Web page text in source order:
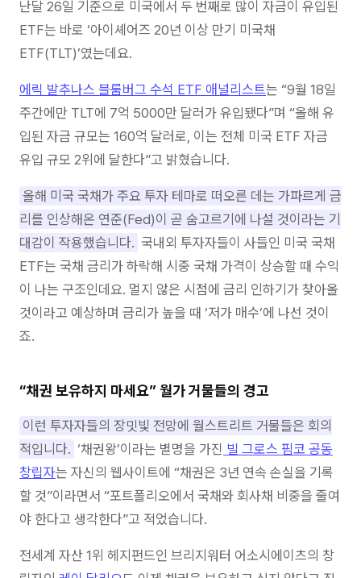
난달 26일 기준으로 미국에서 두 번째로 많이 자금이 유입된
ETF는 바로 ‘아이셰어즈 20년 이상 만기 미국채
ETF(TLT)’였는데요.
에릭 발추나스 블룸버그 수석 ETF 애널리스트는 “9월 18일
주간에만 TLT에 7억 5000만 달러가 유입됐다”며 “올해 유
입된 자금 규모는 160억 달러로, 이는 전체 미국 ETF 자금
유입 규모 2위에 달한다”고 밝혔습니다.
올해 미국 국채가 주요 투자 테마로 떠오른 데는 가파르게 금
리를 인상해온 연준(Fed)이 곧 숨고르기에 나설 것이라는 기
대감이 작용했습니다. 국내외 투자자들이 사들인 미국 국채
ETF는 국채 금리가 하락해 시중 국채 가격이 상승할 때 수익
이 나는 구조인데요. 멀지 않은 시점에 금리 인하기가 찾아올
것이라고 예상하며 금리가 높을 때 ‘저가 매수’에 나선 것이
죠.
“채권 보유하지 마세요” 월가 거물들의 경고
이런 투자자들의 장밋빛 전망에 월스트리트 거물들은 회의
적입니다. ‘채권왕’이라는 별명을 가진 빌 그로스 핌코 공동
창립자는 자신의 웹사이트에 “채권은 3년 연속 손실을 기록
할 것”이라면서 “포트폴리오에서 국채와 회사채 비중을 줄여
야 한다고 생각한다”고 적었습니다.
전세계 자산 1위 헤지펀드인 브리지워터 어소시에이츠의 창